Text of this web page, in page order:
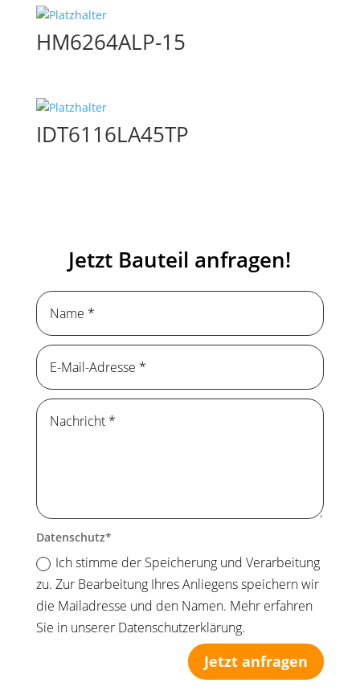
HM6264ALP-15
IDT6116LA45TP
Jetzt Bauteil anfragen!
Datenschutz
Ich stimme der Speicherung und Verarbeitung
zu. Zur Bearbeitung Ihres Anliegens speichern wir
die Mailadresse und den Namen. Mehr erfahren
Sie in unserer Datenschutzerklärung.
Jetzt anfragen